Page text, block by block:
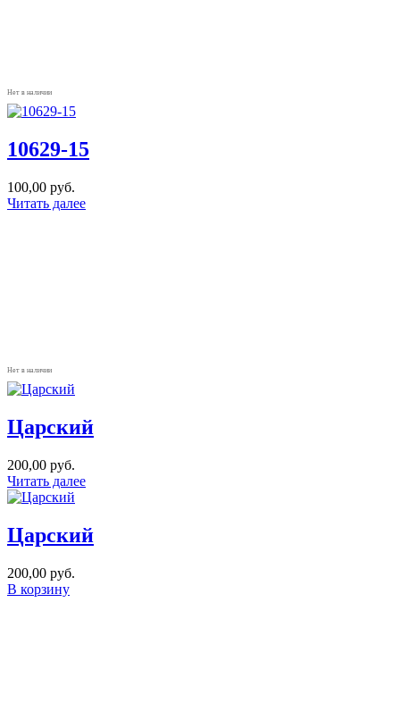
Нет в наличии
10629-15
100,00 руб.
Читать далее
Нет в наличии
Царский
200,00 руб.
Читать далее
Царский
200,00 руб.
В корзину